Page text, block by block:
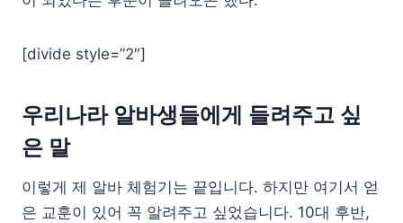
[divide style=”2″]
우리나라 알바생들에게 들려주고 싶
은 말
이렇게 제 알바 체험기는 끝입니다. 하지만 여기서 얻
은 교훈이 있어 꼭 알려주고 싶었습니다. 10대 후반,